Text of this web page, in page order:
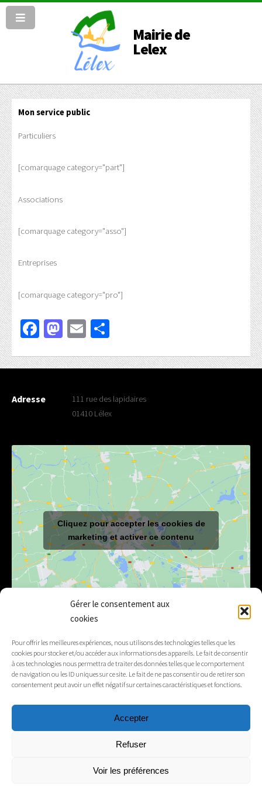
Gérer le consentement aux
cookies
Pour offrir les meilleures expériences, nous utilisons des technologies telles que les
cookies pour stocker et/ou accéder aux informations des appareils. Le fait de consentir
à ces technologies nous permettra de traiter des données telles que le comportement
de navigation ou les ID uniques sur ce site. Le fait de ne pas consentir ou de retirer son
consentement peut avoir un effet négatif sur certaines caractéristiques et fonctions.
Accepter
Refuser
Voir les préférences
Mairie de
Lelex
Mon service public
Particuliers
[comarquage category="part"]
Associations
[comarquage category="asso"]
Entreprises
[comarquage category="pro"]
Facebook
Mastodon
Email
Adresse
111 rue des lapidaires
01410 Lélex
Cliquez pour accepter les cookies de
marketing et activer ce contenu
Tél. 04 50 20 91 15
Mentions légales